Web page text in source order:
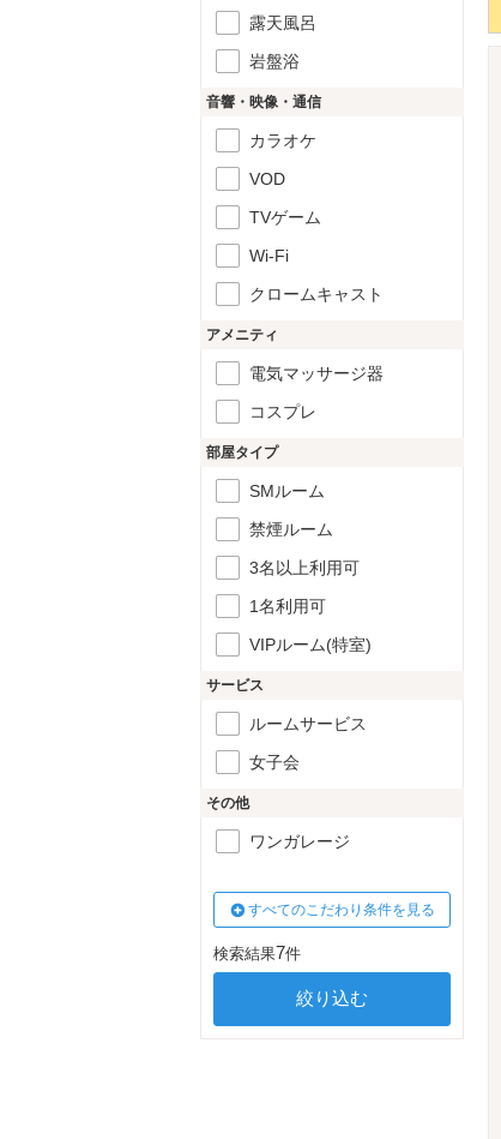
露天風呂
岩盤浴
音響・映像・通信
カラオケ
VOD
TVゲーム
Wi-Fi
クロームキャスト
アメニティ
電気マッサージ器
コスプレ
部屋タイプ
SMルーム
禁煙ルーム
3名以上利用可
1名利用可
VIPルーム(特室)
サービス
ルームサービス
女子会
その他
ワンガレージ
すべてのこだわり条件を見る
検索結果7件